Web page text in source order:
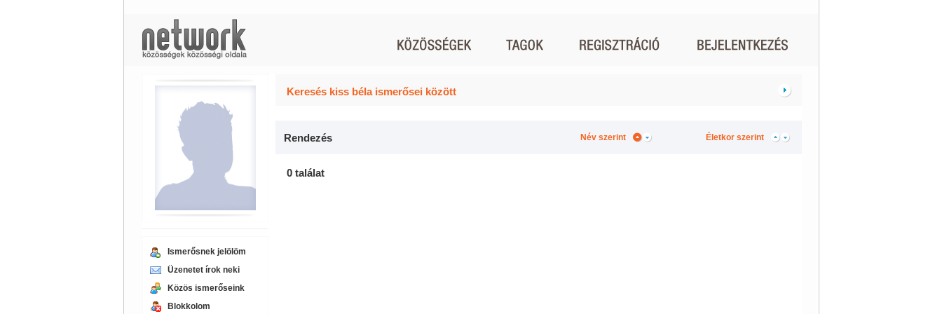
Ismerősnek jelölöm
Üzenetet írok neki
Közös ismerőseink
Blokkolom
Keresés kiss béla ismerősei között
Rendezés Név szerint Életkor szerint
0 találat